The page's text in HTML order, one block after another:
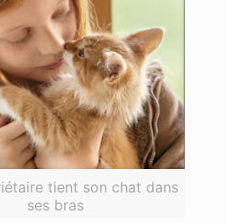
tient son chat dans
ses bras